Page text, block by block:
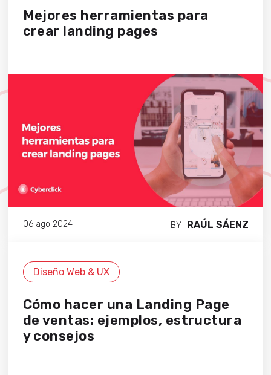
Mejores herramientas para
crear landing pages
06 ago 2024 BY RAÚL SÁENZ
Diseño Web & UX
Cómo hacer una Landing Page
de ventas: ejemplos, estructura
y consejos